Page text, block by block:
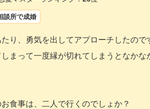
談所で成婚
り、勇気を出してアプローチしたので
まって一度縁が切れてしまうとなか
食事は、二人で行くのでしょか？